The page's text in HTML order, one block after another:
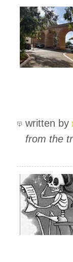
written by
from the